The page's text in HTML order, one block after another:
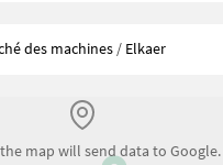
des machines / Elkaer
map will send data to Google.